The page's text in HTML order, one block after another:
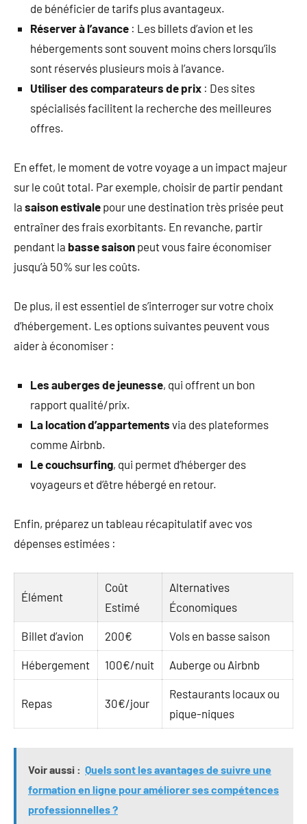
de bénéficier de tarifs plus avantageux.
Réserver à l’avance : Les billets d’avion et les
hébergements sont souvent moins chers lorsqu’ils
sont réservés plusieurs mois à l’avance.
Utiliser des comparateurs de prix : Des sites
spécialisés facilitent la recherche des meilleures
offres.
En effet, le moment de votre voyage a un impact majeur
sur le coût total. Par exemple, choisir de partir pendant
la saison estivale pour une destination très prisée peut
entraîner des frais exorbitants. En revanche, partir
pendant la basse saison peut vous faire économiser
jusqu’à 50% sur les coûts.
De plus, il est essentiel de s’interroger sur votre choix
d’hébergement. Les options suivantes peuvent vous
aider à économiser :
Les auberges de jeunesse, qui offrent un bon
rapport qualité/prix.
La location d’appartements via des plateformes
comme Airbnb.
Le couchsurfing, qui permet d’héberger des
voyageurs et d’être hébergé en retour.
Enfin, préparez un tableau récapitulatif avec vos
dépenses estimées :
Élément
Coût
Estimé
Alternatives
Économiques
Billet d’avion 200€ Vols en basse saison
Hébergement 100€/nuit Auberge ou Airbnb
Repas 30€/jour
Restaurants locaux ou
pique-niques
Voir aussi : Quels sont les avantages de suivre une
formation en ligne pour améliorer ses compétences
professionnelles ?